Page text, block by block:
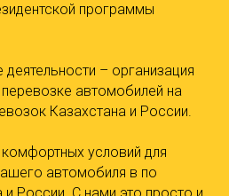
программы
– организация
автомобилей на
Казахстана и России.
условий для
автомобиля в по